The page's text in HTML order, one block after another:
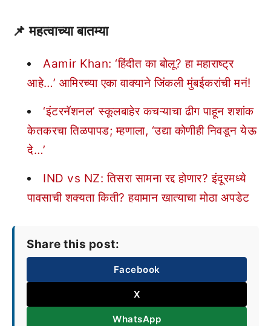
📌 महत्वाच्या बातम्या
Aamir Khan: ‘हिंदीत का बोलू? हा महाराष्ट्र
आहे…’ आमिरच्या एका वाक्याने जिंकली मुंबईकरांची मनं!
‘इंटरनॅशनल’ स्कूलबाहेर कचऱ्याचा ढीग पाहून शशांक
केतकरचा तिळपापड; म्हणाला, ‘उद्या कोणीही निवडून येऊ
दे…’
IND vs NZ: तिसरा सामना रद्द होणार? इंदूरमध्ये
पावसाची शक्यता किती? हवामान खात्याचा मोठा अपडेट
Share this post:
Facebook
X
WhatsApp